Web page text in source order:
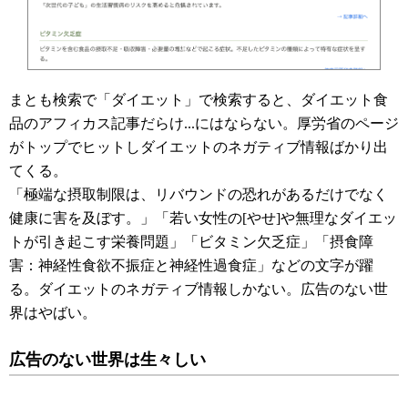
まとも検索で「ダイエット」で検索すると、ダイエット食
品のアフィカス記事だらけ...にはならない。厚労省のページ
がトップでヒットしダイエットのネガティブ情報ばかり出
てくる。
「極端な摂取制限は、リバウンドの恐れがあるだけでなく
健康に害を及ぼす。」「若い女性の[やせ]や無理なダイエッ
トが引き起こす栄養問題」「ビタミン欠乏症」「摂食障
害：神経性食欲不振症と神経性過食症」などの文字が躍
る。ダイエットのネガティブ情報しかない。広告のない世
界はやばい。
広告のない世界は生々しい